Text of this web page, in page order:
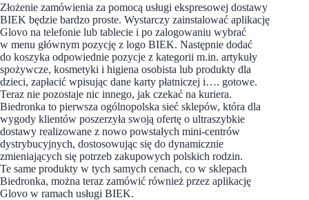
Złożenie zamówienia za pomocą usługi ekspresowej dostawy
BIEK będzie bardzo proste. Wystarczy zainstalować aplikację
Glovo na telefonie lub tablecie i po zalogowaniu wybrać
w menu głównym pozycję z logo BIEK. Następnie dodać
do koszyka odpowiednie pozycje z kategorii m.in. artykuły
spożywcze, kosmetyki i higiena osobista lub produkty dla
dzieci, zapłacić wpisując dane karty płatniczej i…. gotowe.
Teraz nie pozostaje nic innego, jak czekać na kuriera.
Biedronka to pierwsza ogólnopolska sieć sklepów, która dla
wygody klientów poszerzyła swoją ofertę o ultraszybkie
dostawy realizowane z nowo powstałych mini-centrów
dystrybucyjnych, dostosowując się do dynamicznie
zmieniających się potrzeb zakupowych polskich rodzin.
Te same produkty w tych samych cenach, co w sklepach
Biedronka, można teraz zamówić również przez aplikację
Glovo w ramach usługi BIEK.